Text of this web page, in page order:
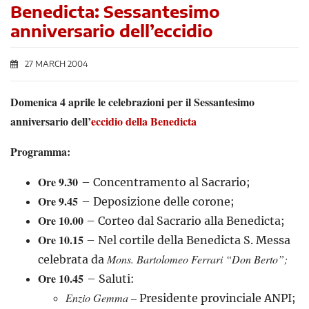
Benedicta: Sessantesimo
anniversario dell’eccidio
27 MARCH 2004
Domenica 4 aprile le celebrazioni per il Sessantesimo
anniversario dell’eccidio della Benedicta
Programma:
Ore 9.30 – Concentramento al Sacrario;
Ore 9.45 – Deposizione delle corone;
Ore 10.00 – Corteo dal Sacrario alla Benedicta;
Ore 10.15 – Nel cortile della Benedicta S. Messa
celebrata da Mons. Bartolomeo Ferrari “Don Berto”;
Ore 10.45 – Saluti:
Enzio Gemma – Presidente provinciale ANPI;